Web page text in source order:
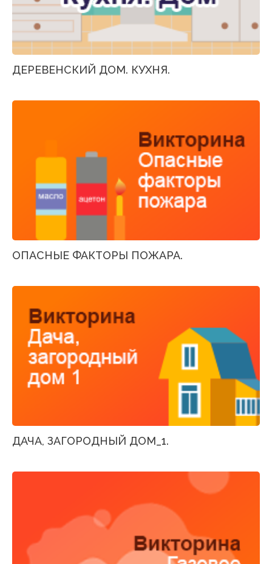
ДЕРЕВЕНСКИЙ ДОМ. КУХНЯ.
ОПАСНЫЕ ФАКТОРЫ ПОЖАРА.
ДАЧА, ЗАГОРОДНЫЙ ДОМ_1.